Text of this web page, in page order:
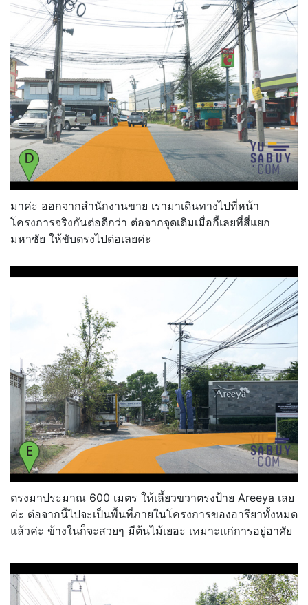
มาค่ะ ออกจากสำนักงานขาย เรามาเดินทางไปที่หน้า
โครงการจริงกันต่อดีกว่า ต่อจากจุดเดิมเมื่อกี้เลยที่สี่แยก
มหาชัย ให้ขับตรงไปต่อเลยค่ะ
ตรงมาประมาณ 600 เมตร ให้เลี้ยวขวาตรงป้าย Areeya เลย
ค่ะ ต่อจากนี้ไปจะเป็นพื้นที่ภายในโครงการของอารียาทั้งหมด
แล้วค่ะ ข้างในก็จะสวยๆ มีต้นไม้เยอะ เหมาะแก่การอยู่อาศัย